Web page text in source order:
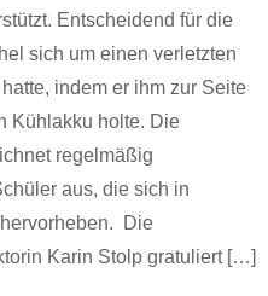
Entscheidend für die
sich um einen verletzten
indem er ihm zur Seite
Kühlakku holte. Die
regelmäßig
aus, die sich in
Die
Karin Stolp gratuliert[…]